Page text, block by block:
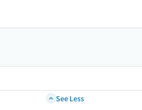
See Less